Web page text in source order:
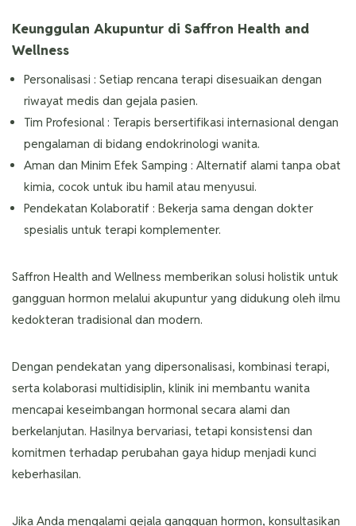
Keunggulan Akupuntur di Saffron Health and
Wellness
Personalisasi : Setiap rencana terapi disesuaikan dengan
riwayat medis dan gejala pasien.
Tim Profesional : Terapis bersertifikasi internasional dengan
pengalaman di bidang endokrinologi wanita.
Aman dan Minim Efek Samping : Alternatif alami tanpa obat
kimia, cocok untuk ibu hamil atau menyusui.
Pendekatan Kolaboratif : Bekerja sama dengan dokter
spesialis untuk terapi komplementer.
Saffron Health and Wellness memberikan solusi holistik untuk
gangguan hormon melalui akupuntur yang didukung oleh ilmu
kedokteran tradisional dan modern.
Dengan pendekatan yang dipersonalisasi, kombinasi terapi,
serta kolaborasi multidisiplin, klinik ini membantu wanita
mencapai keseimbangan hormonal secara alami dan
berkelanjutan. Hasilnya bervariasi, tetapi konsistensi dan
komitmen terhadap perubahan gaya hidup menjadi kunci
keberhasilan.
Jika Anda mengalami gejala gangguan hormon, konsultasikan